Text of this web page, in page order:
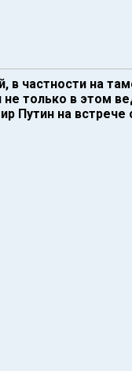
в частности на
не только в этом
Путин на